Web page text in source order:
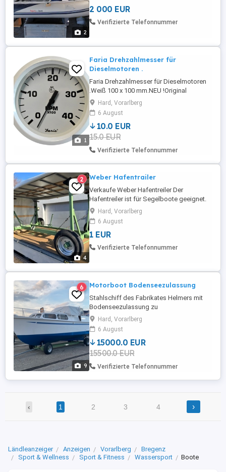
2
2 000 EUR
Verifizierte Telefonnummer
1
Faria Drehzahlmesser für
Dieselmotoren .
Faria Drehzahlmesser für Dieselmotoren
.Weiß 100 x 100 mm.NEU !Original
verpackt, noch nie verwendet.
Hard, Vorarlberg
6 August
10.0 EUR
15.0 EUR
Verifizierte Telefonnummer
4
2 Weber Hafentrailer
Verkaufe Weber Hafentreiler Der
Hafentreiler ist für Segelboote geeignet.
Die Auflagen sind verstellbar für eine
ideale Anpassung an das jeweilige
Segelboot. Die Verwendung des Trailers
ist als Hafentrailer gesacht - keine
Straßenzulassung. Bei Fragen stehe ich
Hard, Vorarlberg
6 August
1 EUR
Verifizierte Telefonnummer
9
6 Motorboot Bodenseezulassung
Stahlschiff des Fabrikates Helmers mit
Bodenseezulassung zu
verkaufen.Date:Länge: 9,30mBreite:
3,00mWasserverdrängung:
5.500kgZulässige Personenanzahl:
10Treibstoff: DieselMotor: Peugeot
Indenor, 44,13 KW 60 PSDas Boot befindet
sich dem Alter entsprechend in einem
guten Allgemeinzustand.Über die
vergangenen ...
Hard, Vorarlberg
6 August
15000.0 EUR
15500.0 EUR
Verifizierte Telefonnummer
‹ 1 2 3 4 ›
Ländleanzeiger Anzeigen Vorarlberg
Bregenz
Sport & Wellness
Sport & Fitness Wassersport Boote